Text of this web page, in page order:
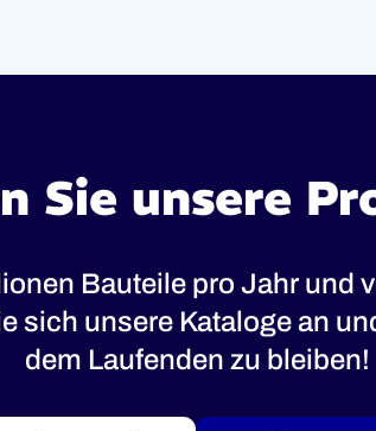
Sie unsere
Bauteile pro Jahr und
sich unsere Kataloge an
dem Laufenden zu bleiben!